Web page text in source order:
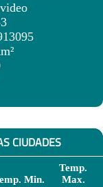
CIUDADES
Min.
Temp.
Max.